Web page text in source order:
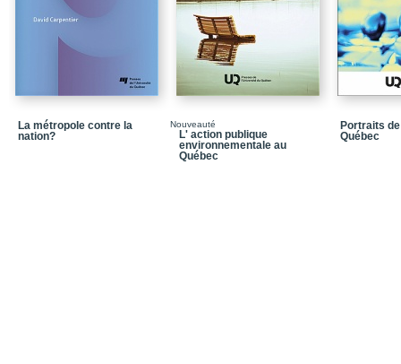
La métropole contre la
nation?
Nouveauté
L' action publique
environnementale au
Québec
Portraits
Québec